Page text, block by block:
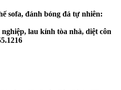
sofa, đánh bóng đá tự nhiên:
lau kính tòa nhà, diệt côn